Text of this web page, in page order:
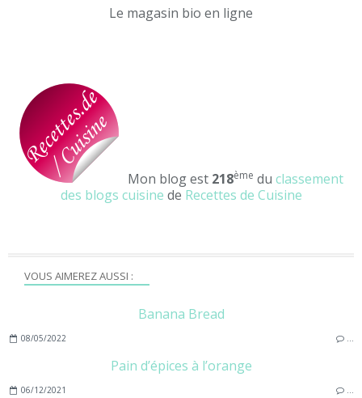
VOUS AIMEREZ AUSSI :
Banana Bread
08/05/2022
Pain d’épices à l’orange
06/12/2021
Le magasin bio en ligne
Mon blog est 218ème du classement
des blogs cuisine de Recettes de Cuisine